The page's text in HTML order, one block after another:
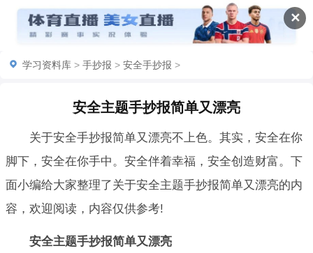
✕
学习资料库 > 手抄报 > 安全手抄报 >
安全主题手抄报简单又漂亮
关于安全手抄报简单又漂亮不上色。其实，安全在你
脚下，安全在你手中。安全伴着幸福，安全创造财富。下
面小编给大家整理了关于安全主题手抄报简单又漂亮的内
容，欢迎阅读，内容仅供参考!
安全主题手抄报简单又漂亮